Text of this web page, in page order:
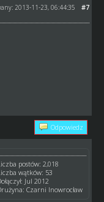
#7
2013-11-23, 06:44:35
Odpowiedz
postów: 2,018
wątków: 53
Jul 2012
Czarni Inowrocław